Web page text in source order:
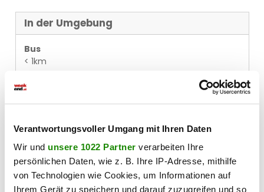
Verantwortungsvoller Umgang mit Ihren Daten
Wir und unsere 1022 Partner verarbeiten Ihre
persönlichen Daten, wie z. B. Ihre IP-Adresse, mithilfe
von Technologien wie Cookies, um Informationen auf
Ihrem Gerät zu speichern und darauf zuzugreifen und so
In der Umgebung
Bus
< 1km
Autobahnanschluss
< 1km
< 1km
Arzt
< 1km
Apotheke